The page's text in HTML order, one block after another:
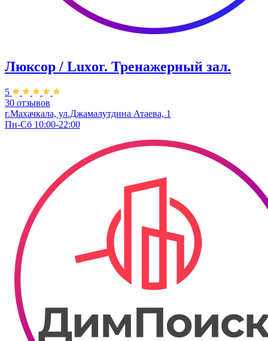
Люксор / Luxor. Тренажерный зал.
5
30 отзывов
г.Махачкала, ул.Джамалутдина Атаева, 1
Пн-Сб 10:00-22:00